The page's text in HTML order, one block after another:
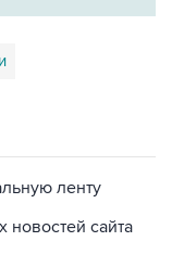
ленту
новостей сайта